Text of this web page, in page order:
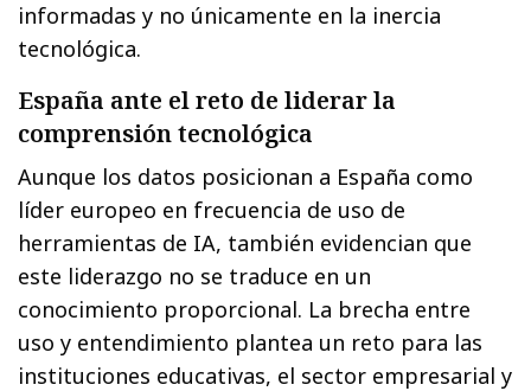
informadas y no únicamente en la inercia
tecnológica.
España ante el reto de liderar la
comprensión tecnológica
Aunque los datos posicionan a España como
líder europeo en frecuencia de uso de
herramientas de IA, también evidencian que
este liderazgo no se traduce en un
conocimiento proporcional. La brecha entre
uso y entendimiento plantea un reto para las
instituciones educativas, el sector empresarial y